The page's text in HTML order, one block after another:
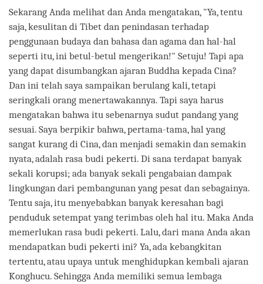
Sekarang Anda melihat dan Anda mengatakan, "Ya, tentu
saja, kesulitan di Tibet dan penindasan terhadap
penggunaan budaya dan bahasa dan agama dan hal-hal
seperti itu, ini betul-betul mengerikan!" Setuju! Tapi apa
yang dapat disumbangkan ajaran Buddha kepada Cina?
Dan ini telah saya sampaikan berulang kali, tetapi
seringkali orang menertawakannya. Tapi saya harus
mengatakan bahwa itu sebenarnya sudut pandang yang
sesuai. Saya berpikir bahwa, pertama-tama, hal yang
sangat kurang di Cina, dan menjadi semakin dan semakin
nyata, adalah rasa budi pekerti. Di sana terdapat banyak
sekali korupsi; ada banyak sekali pengabaian dampak
lingkungan dari pembangunan yang pesat dan sebagainya.
Tentu saja, itu menyebabkan banyak keresahan bagi
penduduk setempat yang terimbas oleh hal itu. Maka Anda
memerlukan rasa budi pekerti. Lalu, dari mana Anda akan
mendapatkan budi pekerti ini? Ya, ada kebangkitan
tertentu, atau upaya untuk menghidupkan kembali ajaran
Konghucu. Sehingga Anda memiliki semua lembaga